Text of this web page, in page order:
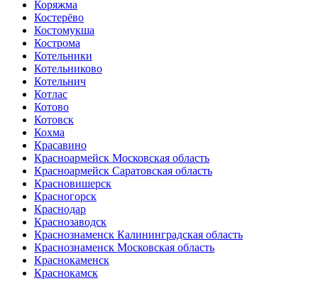
Коряжма
Костерёво
Костомукша
Кострома
Котельники
Котельниково
Котельнич
Котлас
Котово
Котовск
Кохма
Красавино
Красноармейск Московская область
Красноармейск Саратовская область
Красновишерск
Красногорск
Краснодар
Краснозаводск
Краснознаменск Калининградская область
Краснознаменск Московская область
Краснокаменск
Краснокамск